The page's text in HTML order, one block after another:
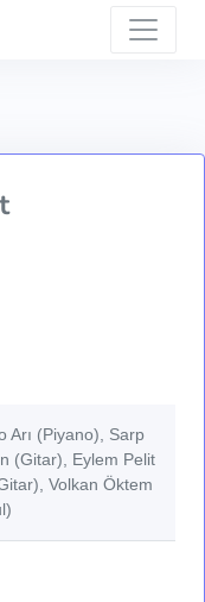
Arı (Piyano), Sarp
(Gitar), Eylem Pelit
Volkan Öktem